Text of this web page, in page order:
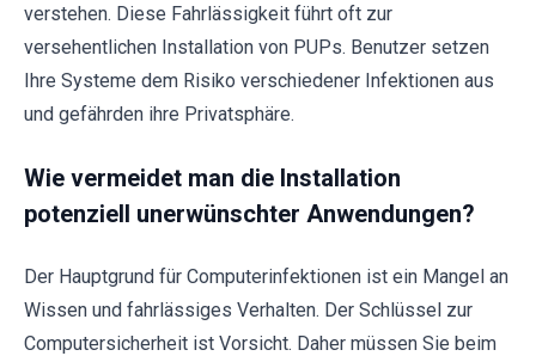
verstehen. Diese Fahrlässigkeit führt oft zur
versehentlichen Installation von PUPs. Benutzer setzen
Ihre Systeme dem Risiko verschiedener Infektionen aus
und gefährden ihre Privatsphäre.
Wie vermeidet man die Installation
potenziell unerwünschter Anwendungen?
Der Hauptgrund für Computerinfektionen ist ein Mangel an
Wissen und fahrlässiges Verhalten. Der Schlüssel zur
Computersicherheit ist Vorsicht. Daher müssen Sie beim